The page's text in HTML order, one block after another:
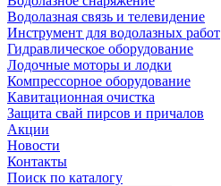
Водолазная связь и телевидение
Инструмент для водолазных работ
Гидравлическое оборудование
Лодочные моторы и лодки
Компрессорное оборудование
Кавитационная очистка
Защита свай пирсов и причалов
Акции
Новости
Контакты
Поиск по каталогу